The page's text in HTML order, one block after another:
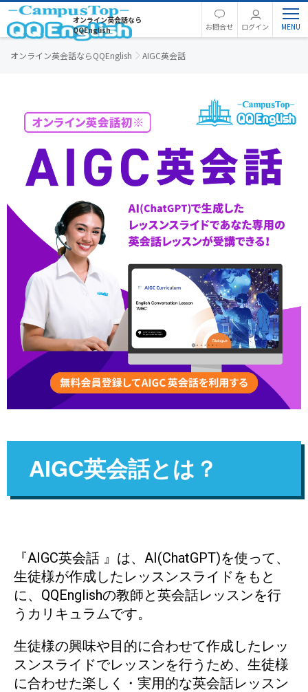
オンライン英会話なら
QQEnglish
お問合せ ログイン
オンライン英会話ならQQEnglish AIGC英会話
AIGC英会話とは？
『AIGC英会話 』は、AI(ChatGPT)を使って、
生徒様が作成したレッスンスライドをもと
に、QQEnglishの教師と英会話レッスンを行
うカリキュラムです。
生徒様の興味や目的に合わせて作成したレッ
スンスライドでレッスンを行うため、生徒様
に合わせた楽しく・実用的な英会話レッスン